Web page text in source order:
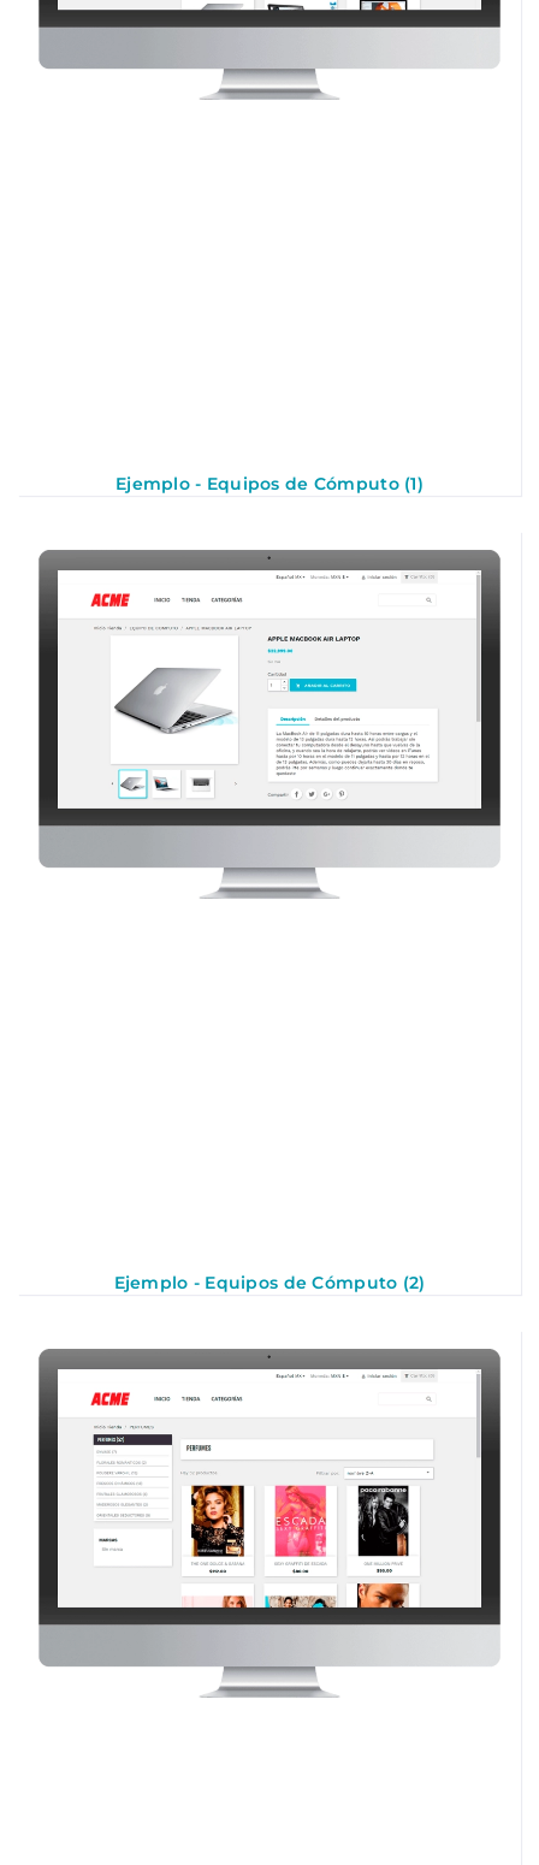
Ejemplo - Equipos de Cómputo (1)
Ejemplo - Equipos de Cómputo (2)